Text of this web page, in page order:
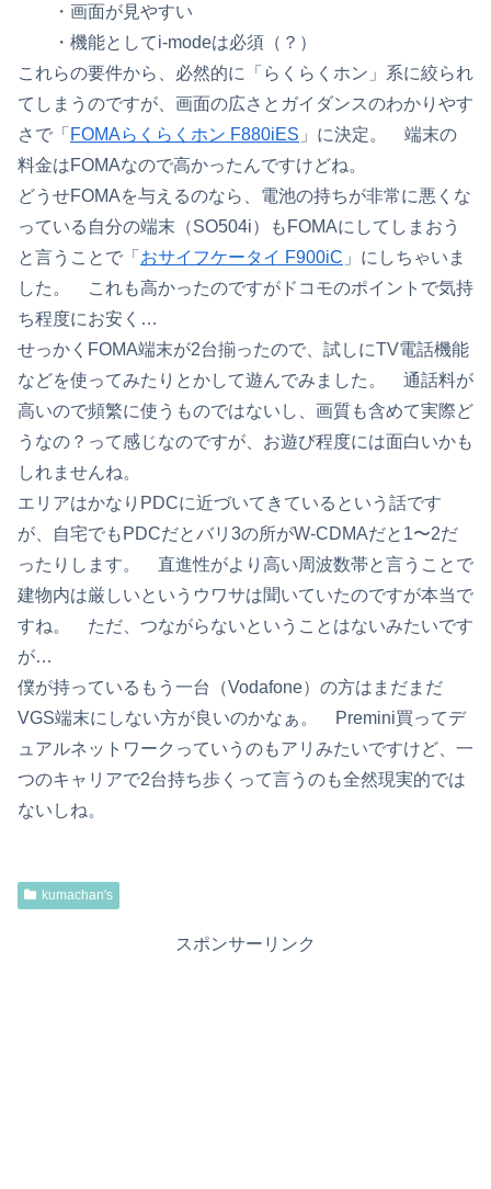
・画面が見やすい
・機能としてi-modeは必須（？）
これらの要件から、必然的に「らくらくホン」系に絞られ
てしまうのですが、画面の広さとガイダンスのわかりやす
さで「 FOMAらくらくホン F880iES 」に決定。 端末の
料金はFOMAなので高かったんですけどね。
どうせFOMAを与えるのなら、電池の持ちが非常に悪くな
っている自分の端末（SO504i）もFOMAにしてしまおう
と言うことで「 おサイフケータイ F900iC 」にしちゃいま
した。 これも高かったのですがドコモのポイントで気持
ち程度にお安く…
せっかくFOMA端末が2台揃ったので、試しにTV電話機能
などを使ってみたりとかして遊んでみました。 通話料が
高いので頻繁に使うものではないし、画質も含めて実際ど
うなの？って感じなのですが、お遊び程度には面白いかも
しれませんね。
エリアはかなりPDCに近づいてきているという話です
が、自宅でもPDCだとバリ3の所がW-CDMAだと1〜2だ
ったりします。 直進性がより高い周波数帯と言うことで
建物内は厳しいというウワサは聞いていたのですが本当で
すね。 ただ、つながらないということはないみたいです
が…
僕が持っているもう一台（Vodafone）の方はまだまだ
VGS端末にしない方が良いのかなぁ。 Premini買ってデ
ュアルネットワークっていうのもアリみたいですけど、一
つのキャリアで2台持ち歩くって言うのも全然現実的では
ないしね。
kumachan's
スポンサーリンク